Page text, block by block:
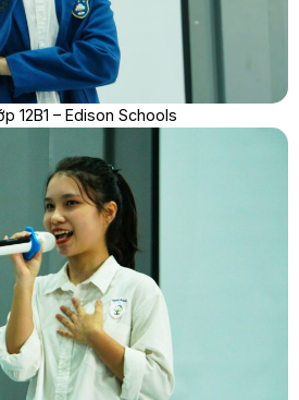
12B1 – Edison Schools